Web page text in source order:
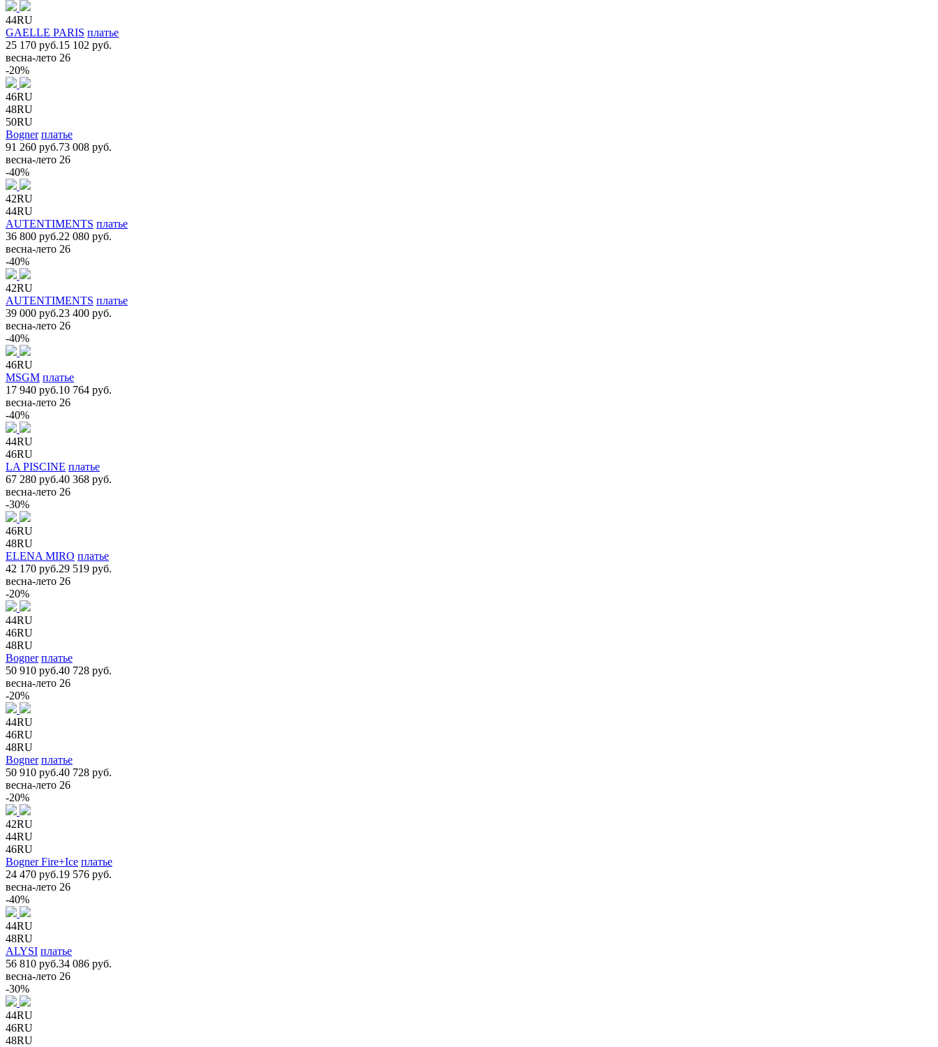
44RU
GAELLE PARIS платье
25 170 руб.15 102 руб.
весна-лето 26
-20%
46RU
48RU
50RU
Bogner платье
91 260 руб.73 008 руб.
весна-лето 26
-40%
42RU
44RU
AUTENTIMENTS платье
36 800 руб.22 080 руб.
весна-лето 26
-40%
42RU
AUTENTIMENTS платье
39 000 руб.23 400 руб.
весна-лето 26
-40%
46RU
MSGM платье
17 940 руб.10 764 руб.
весна-лето 26
-40%
44RU
46RU
LA PISCINE платье
67 280 руб.40 368 руб.
весна-лето 26
-30%
46RU
48RU
ELENA MIRO платье
42 170 руб.29 519 руб.
весна-лето 26
-20%
44RU
46RU
48RU
Bogner платье
50 910 руб.40 728 руб.
весна-лето 26
-20%
44RU
46RU
48RU
Bogner платье
50 910 руб.40 728 руб.
весна-лето 26
-20%
42RU
44RU
46RU
Bogner Fire+Ice платье
24 470 руб.19 576 руб.
весна-лето 26
-40%
44RU
48RU
ALYSI платье
56 810 руб.34 086 руб.
весна-лето 26
-30%
44RU
46RU
48RU